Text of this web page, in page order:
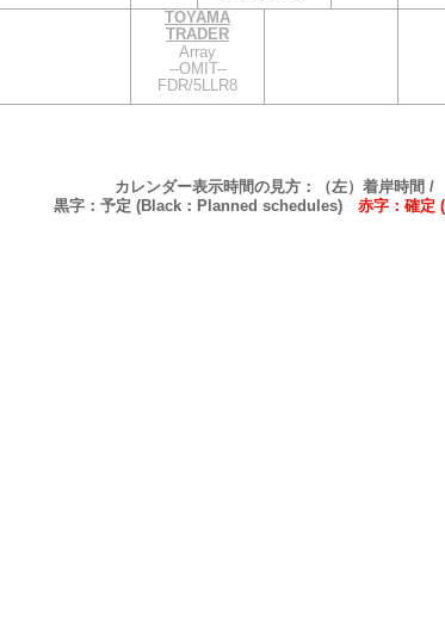
TOYAMA
TRADER
Array
--OMIT--
FDR/5LLR8
カレンダー表示時間の見方：（左）着岸時間 /
黒字：予定 (Black：Planned schedules) 赤字：確定